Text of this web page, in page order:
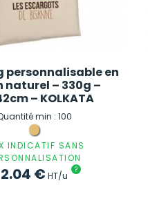
personnalisable en
naturel – 330g –
– KOLKATA
min : 100
INDICATIF SANS
2.04 €HT/u
?